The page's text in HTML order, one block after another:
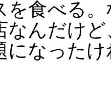
を食べる
なんだけ
になった